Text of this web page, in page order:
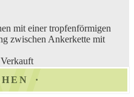
mit einer tropfenförmigen
zwischen Ankerkette mit
Verkauft